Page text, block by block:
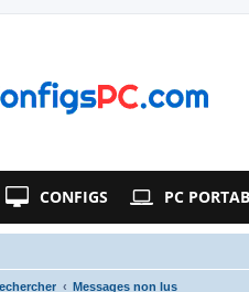
CONFIGS PC
Messages non lus